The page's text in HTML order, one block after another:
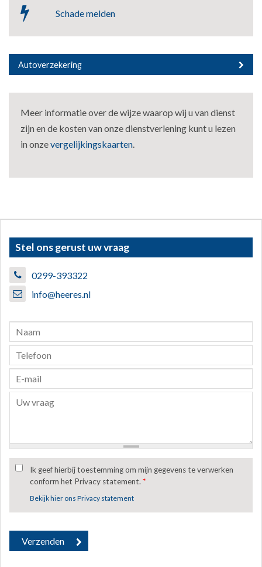
Schade melden
Autoverzekering
Meer informatie over de wijze waarop wij u van dienst
zijn en de kosten van onze dienstverlening kunt u lezen
in onzevergelijkingskaarten.
Stel ons gerust uw vraag
0299-393322
info@heeres.nl
Ik geef hierbij toestemming om mijn gegevens te verwerken
conform het Privacy statement.*
Bekijk hier ons Privacy statement